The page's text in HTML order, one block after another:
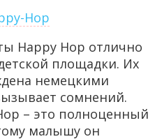
Happy Hop отлично
площадки. Их
немецкими
сомнений.
– это полноценный
малышу он